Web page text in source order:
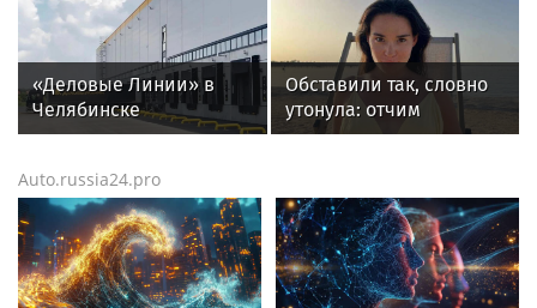
на крючок затонувший
автомобиль
реверсной бизнес-
миссии в сфере
туризма
«Деловые Линии» в
Челябинске
переезжают на новый
Обставили так, словно
утонула: отчим
пропавшей во
что ее могли похитить
Auto.russia24.pro